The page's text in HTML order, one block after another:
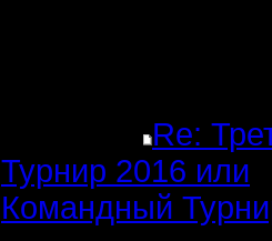
Re:
Турнир 2016 или
Командный